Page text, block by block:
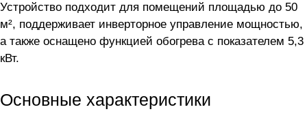
Устройство подходит для помещений площадью до 50
м², поддерживает инверторное управление мощностью,
а также оснащено функцией обогрева с показателем 5,3
кВт.
Основные характеристики